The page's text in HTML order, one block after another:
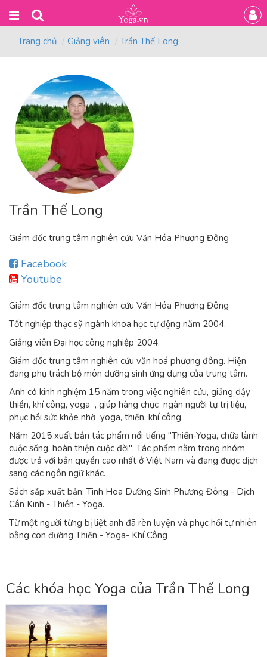
Trang chủ Giảng viên Trần Thế Long
Trần Thế Long
Giám đốc trung tâm nghiên cứu Văn Hóa Phương Đông
Facebook
Youtube
Giám đốc trung tâm nghiên cứu Văn Hóa Phương Đông
Tốt nghiệp thạc sỹ ngành khoa học tự động năm 2004.
Giảng viên Đại học công nghiệp 2004.
Giám đốc trung tâm nghiên cứu văn hoá phương đông. Hiện
đang phụ trách bộ môn dưỡng sinh ứng dụng của trung tâm.
Anh có kinh nghiệm 15 năm trong việc nghiên cứu, giảng dậy
thiền, khí công, yoga , giúp hàng chục ngàn người tự trị liệu,
phục hồi sức khỏe nhờ yoga, thiền, khí công.
Năm 2015 xuất bản tác phẩm nổi tiếng "Thiền-Yoga, chữa lành
cuộc sống, hoàn thiện cuộc đời". Tác phẩm nằm trong nhóm
được trả với bản quyền cao nhất ở Việt Nam và đang được dịch
sang các ngôn ngữ khác.
Sách sắp xuất bản: Tinh Hoa Dưỡng Sinh Phương Đông - Dịch
Cân Kinh - Thiền - Yoga.
Từ một người từng bị liệt anh đã rèn luyện và phục hồi tự nhiên
bằng con đường Thiền - Yoga- Khí Công
Các khóa học Yoga của Trần Thế Long